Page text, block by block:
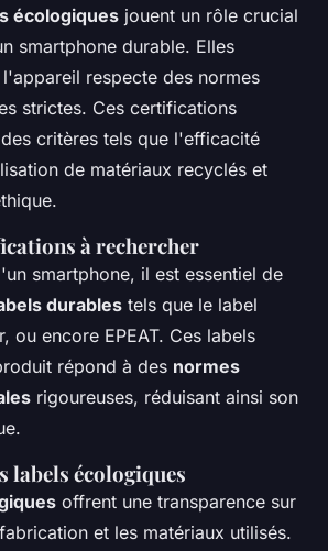
écologiques jouent un rôle crucial
smartphone durable. Elles
respecte des normes
strictes. Ces certifications
critères tels que l'efficacité
de matériaux recyclés et
à rechercher
smartphone, il est essentiel de
durables tels que le label
ou encore EPEAT. Ces labels
répond à des normes
rigoureuses, réduisant ainsi son
labels écologiques
offrent une transparence sur
et les matériaux utilisés.